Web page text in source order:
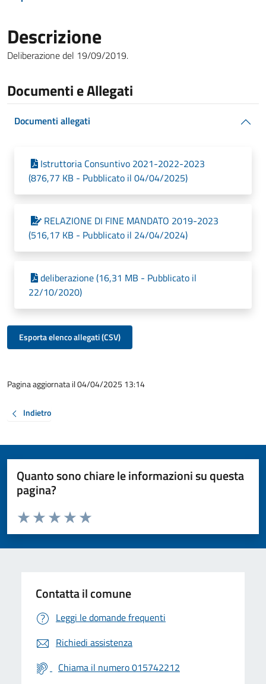
Descrizione
Deliberazione del 19/09/2019.
Documenti e Allegati
Documenti allegati
Istruttoria Consuntivo 2021-2022-2023
(876,77 KB - Pubblicato il 04/04/2025)
RELAZIONE DI FINE MANDATO 2019-2023
(516,17 KB - Pubblicato il 24/04/2024)
deliberazione (16,31 MB - Pubblicato il
22/10/2020)
Esporta elenco allegati (CSV)
Pagina aggiornata il 04/04/2025 13:14
Indietro
Quanto sono chiare le informazioni su questa
pagina?
Valuta da 1 a 5 stelle la pagina
Valuta 5 stelle su 5
Valuta 4 stelle su 5
Valuta 3 stelle su 5
Valuta 2 stelle su 5
Valuta 1 stelle su 5
Contatta il comune
Leggi le domande frequenti
Richiedi assistenza
Chiama il numero 015742212